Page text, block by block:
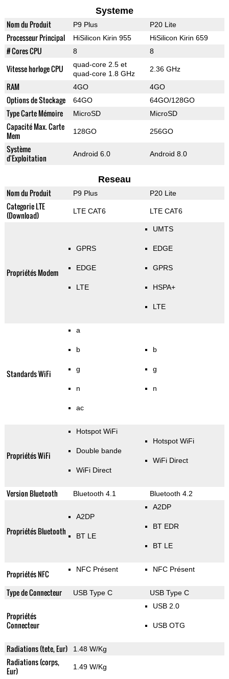
Systeme
Nom du Produit P9 Plus P20 Lite
Processeur Principal HiSilicon Kirin 955 HiSilicon Kirin 659
# Cores CPU 8 8
Vitesse horloge CPU
quad-core 2.5 et
quad-core 1.8 GHz
2.36 GHz
RAM 4GO 4GO
Options de Stockage 64GO 64GO/128GO
Type Carte Mémoire MicroSD MicroSD
Capacité Max. Carte
Mem
128GO 256GO
Système
d'Exploitation
Android 6.0 Android 8.0
Reseau
Nom du Produit P9 Plus P20 Lite
Categorie LTE
(Download)
LTE CAT6 LTE CAT6
Propriétés Modem
GPRS
EDGE
LTE
UMTS
EDGE
GPRS
HSPA+
LTE
Standards WiFi
a
b
g
n
ac
b
g
n
Propriétés WiFi
Hotspot WiFi
Double bande
WiFi Direct
Hotspot WiFi
WiFi Direct
Version Bluetooth Bluetooth 4.1 Bluetooth 4.2
Propriétés Bluetooth
A2DP
BT LE
A2DP
BT EDR
BT LE
Propriétés NFC NFC Présent NFC Présent
Type de Connecteur USB Type C USB Type C
Propriétés
Connecteur
USB 2.0
USB OTG
Radiations (tete, Eur) 1.48 W/Kg
Radiations (corps,
Eur)
1.49 W/Kg